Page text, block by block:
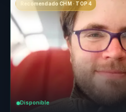
Recomendado CHM · TOP 4
Disponible